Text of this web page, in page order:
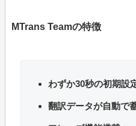
MTrans Teamの特徴
わずか30秒の初期設
翻訳データが自動で